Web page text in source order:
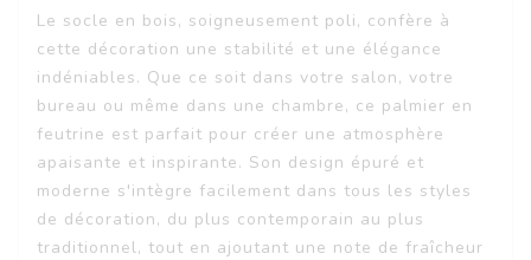
Le socle en bois, soigneusement poli, confère à
cette décoration une stabilité et une élégance
indéniables. Que ce soit dans votre salon, votre
bureau ou même dans une chambre, ce palmier en
feutrine est parfait pour créer une atmosphère
apaisante et inspirante. Son design épuré et
moderne s'intègre facilement dans tous les styles
de décoration, du plus contemporain au plus
traditionnel, tout en ajoutant une note de fraîcheur